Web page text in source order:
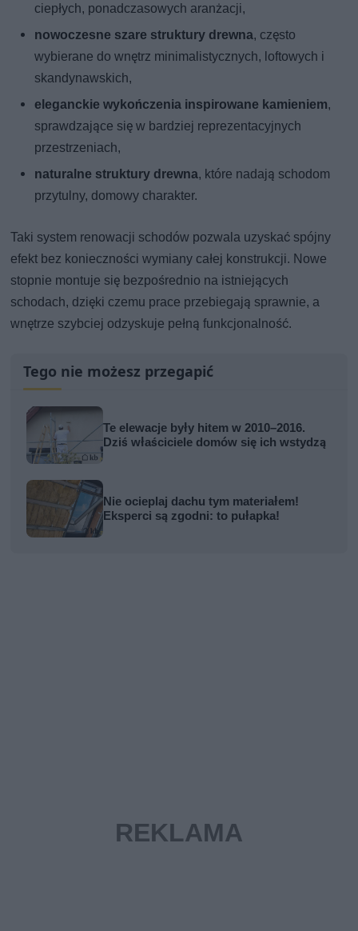
ciepłych, ponadczasowych aranżacji,
nowoczesne szare struktury drewna, często
wybierane do wnętrz minimalistycznych, loftowych i
skandynawskich,
eleganckie wykończenia inspirowane kamieniem,
sprawdzające się w bardziej reprezentacyjnych
przestrzeniach,
naturalne struktury drewna, które nadają schodom
przytulny, domowy charakter.
Taki system renowacji schodów pozwala uzyskać spójny
efekt bez konieczności wymiany całej konstrukcji. Nowe
stopnie montuje się bezpośrednio na istniejących
schodach, dzięki czemu prace przebiegają sprawnie, a
wnętrze szybciej odzyskuje pełną funkcjonalność.
Tego nie możesz przegapić
Te elewacje były hitem w 2010–2016.
Dziś właściciele domów się ich wstydzą
Nie ocieplaj dachu tym materiałem!
Eksperci są zgodni: to pułapka!